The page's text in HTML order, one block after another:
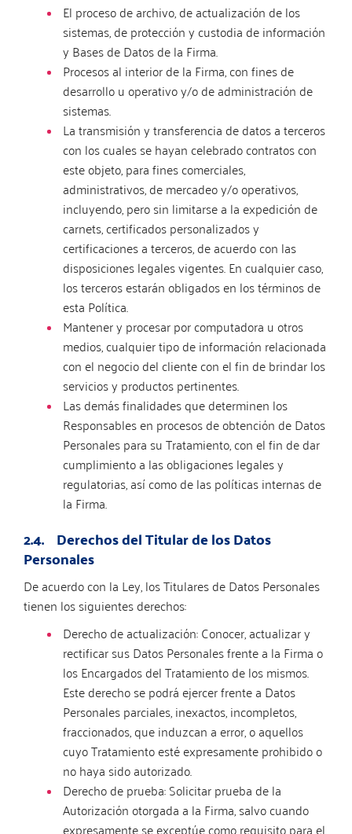
El proceso de archivo, de actualización de los
sistemas, de protección y custodia de información
y Bases de Datos de la Firma.
Procesos al interior de la Firma, con fines de
desarrollo u operativo y/o de administración de
sistemas.
La transmisión y transferencia de datos a terceros
con los cuales se hayan celebrado contratos con
este objeto, para fines comerciales,
administrativos, de mercadeo y/o operativos,
incluyendo, pero sin limitarse a la expedición de
carnets, certificados personalizados y
certificaciones a terceros, de acuerdo con las
disposiciones legales vigentes. En cualquier caso,
los terceros estarán obligados en los términos de
esta Política.
Mantener y procesar por computadora u otros
medios, cualquier tipo de información relacionada
con el negocio del cliente con el fin de brindar los
servicios y productos pertinentes.
Las demás finalidades que determinen los
Responsables en procesos de obtención de Datos
Personales para su Tratamiento, con el fin de dar
cumplimiento a las obligaciones legales y
regulatorias, así como de las políticas internas de
la Firma.
2.4. Derechos del Titular de los Datos
Personales
De acuerdo con la Ley, los Titulares de Datos Personales
tienen los siguientes derechos:
Derecho de actualización: Conocer, actualizar y
rectificar sus Datos Personales frente a la Firma o
los Encargados del Tratamiento de los mismos.
Este derecho se podrá ejercer frente a Datos
Personales parciales, inexactos, incompletos,
fraccionados, que induzcan a error, o aquellos
cuyo Tratamiento esté expresamente prohibido o
no haya sido autorizado.
Derecho de prueba: Solicitar prueba de la
Autorización otorgada a la Firma, salvo cuando